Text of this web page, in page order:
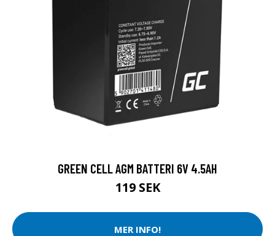
GREEN CELL AGM BATTERI 6V 4.5AH
119 SEK
MER INFO!